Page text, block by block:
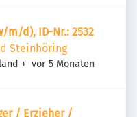
m/d), ID-Nr.: 2532
Steinhöring
+ Veröffentlicht:
vor 5 Monaten
/ Erzieher /